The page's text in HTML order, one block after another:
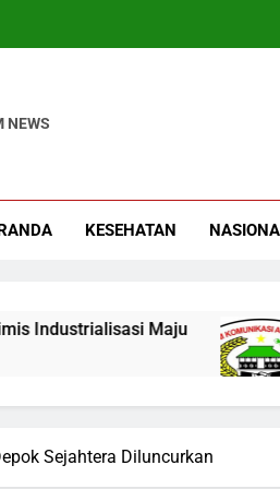
NEWS
KESEHATAN
Maju
Sejahtera Diluncurkan